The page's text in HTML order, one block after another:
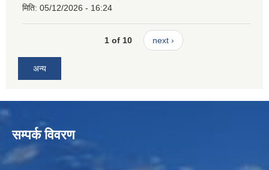
मिति: 05/12/2026 - 16:24
1 of 10 next ›
अन्य
सम्पर्क विवरण